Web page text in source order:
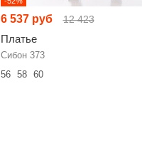
6 537 руб 12 423
Платье
Сибон 373
56
58 60